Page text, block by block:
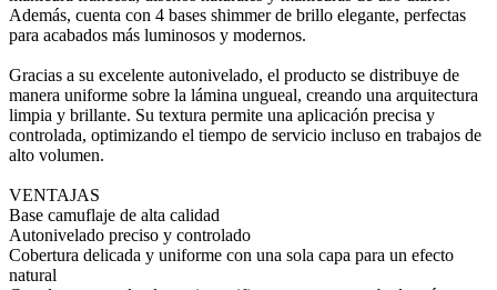
Además, cuenta con 4 bases shimmer de brillo elegante, perfectas
para acabados más luminosos y modernos.
Gracias a su excelente autonivelado, el producto se distribuye de
manera uniforme sobre la lámina ungueal, creando una arquitectura
limpia y brillante. Su textura permite una aplicación precisa y
controlada, optimizando el tiempo de servicio incluso en trabajos de
alto volumen.
VENTAJAS
Base camuflaje de alta calidad
Autonivelado preciso y controlado
Cobertura delicada y uniforme con una sola capa para un efecto
natural